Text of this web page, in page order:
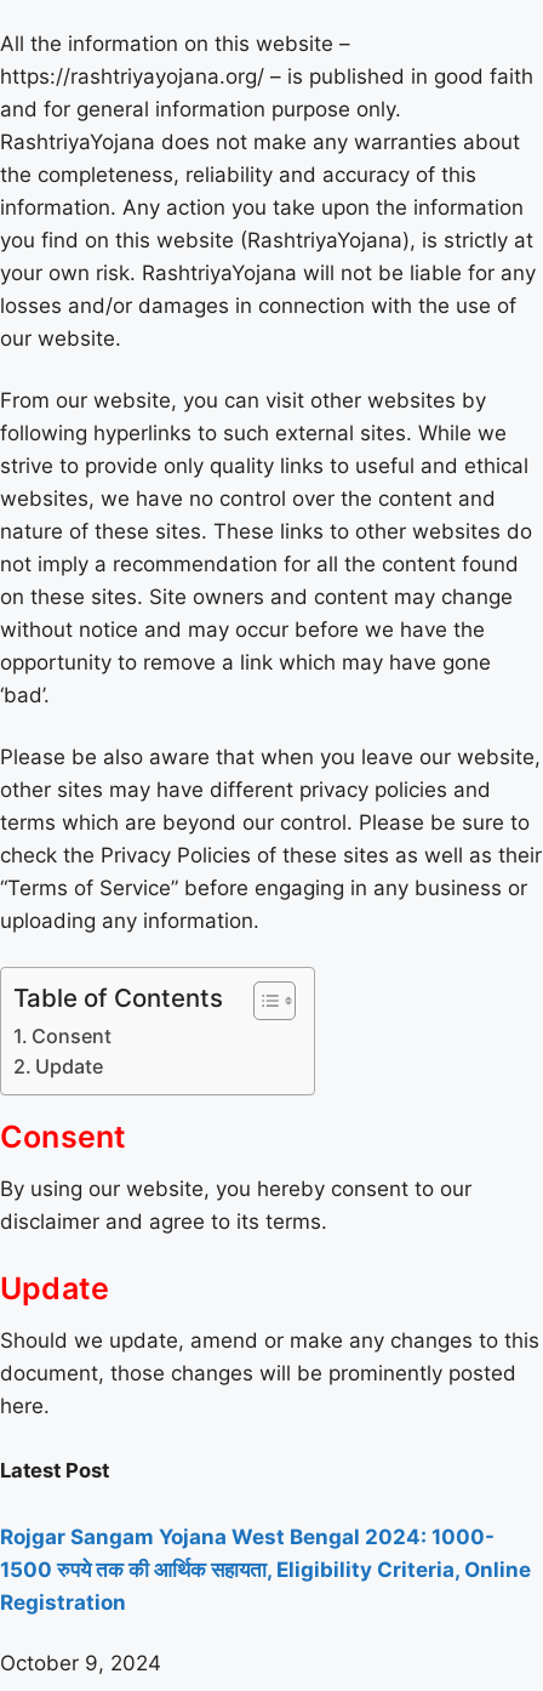
All the information on this website –
https://rashtriyayojana.org/ – is published in good faith
and for general information purpose only.
RashtriyaYojana does not make any warranties about
the completeness, reliability and accuracy of this
information. Any action you take upon the information
you find on this website (RashtriyaYojana), is strictly at
your own risk. RashtriyaYojana will not be liable for any
losses and/or damages in connection with the use of
our website.
From our website, you can visit other websites by
following hyperlinks to such external sites. While we
strive to provide only quality links to useful and ethical
websites, we have no control over the content and
nature of these sites. These links to other websites do
not imply a recommendation for all the content found
on these sites. Site owners and content may change
without notice and may occur before we have the
opportunity to remove a link which may have gone
‘bad’.
Please be also aware that when you leave our website,
other sites may have different privacy policies and
terms which are beyond our control. Please be sure to
check the Privacy Policies of these sites as well as their
“Terms of Service” before engaging in any business or
uploading any information.
Table of Contents
Consent
Update
Consent
By using our website, you hereby consent to our
disclaimer and agree to its terms.
Update
Should we update, amend or make any changes to this
document, those changes will be prominently posted
here.
Latest Post
Rojgar Sangam Yojana West Bengal 2024: 1000-
1500 रुपये तक की आर्थिक सहायता, Eligibility Criteria, Online
Registration
October 9, 2024